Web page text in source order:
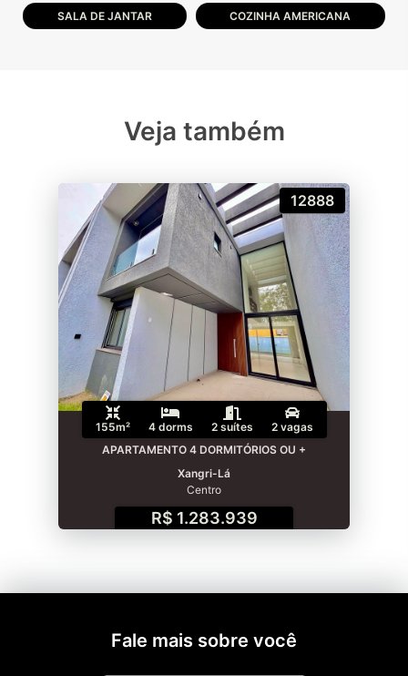
SALA DE JANTAR COZINHA AMERICANA
Veja também
12888
155m² 4 dorms 2 suítes
2 vagas
APARTAMENTO 4 DORMITÓRIOS OU +
Xangri-Lá
Centro
R$ 1.283.939
Fale mais sobre você